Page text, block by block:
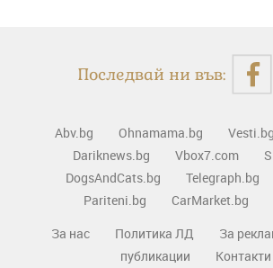
Последвай ни във:
Abv.bg Ohnamama.bg Vesti.bg
Dariknews.bg
Vbox7.com
DogsAndCats.bg
Telegraph.bg
Pariteni.bg
CarMarket.bg
За нас
Политика ЛД За
публикации
Контакти